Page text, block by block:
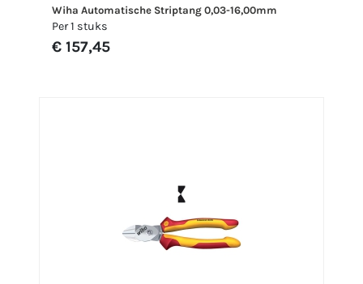
Wiha Automatische Striptang 0,03-16,00mm
Per 1 stuks
€ 157,45